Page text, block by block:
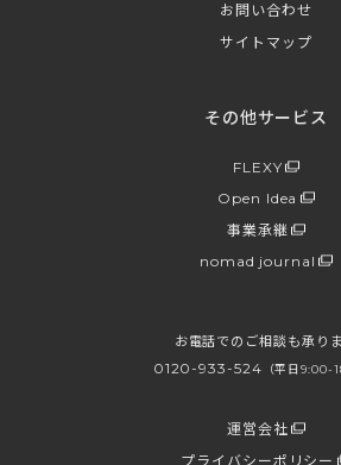
お問い合わせ
サイトマップ
その他サービス
FLEXY
Open Idea
事業承継
nomad journal
お電話でのご相談も承り
0120-933-524 （平日9:00-
運営会社
プライバシーポリシー